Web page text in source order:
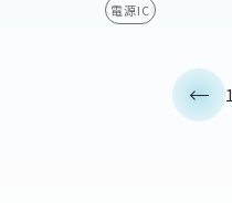
電源IC
1